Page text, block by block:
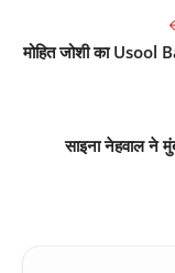
मोहित जोशी का
साइना नेहवाल ने